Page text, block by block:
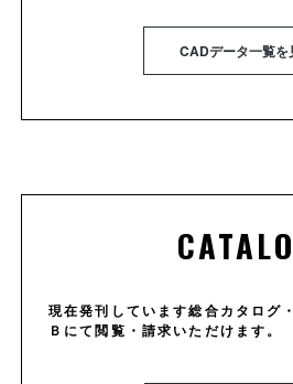
CADデータ一覧を
現在発刊しています総合カタログ
Ｂにて閲覧・請求いただけます。